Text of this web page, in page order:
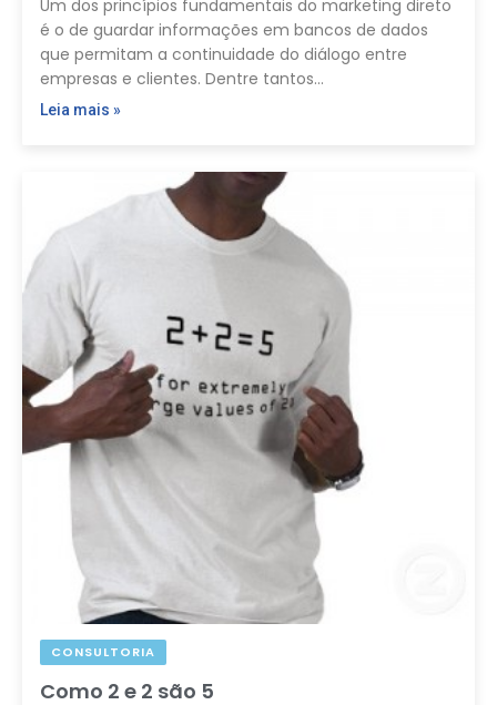
Um dos princípios fundamentais do marketing direto
é o de guardar informações em bancos de dados
que permitam a continuidade do diálogo entre
empresas e clientes. Dentre tantos…
Leia mais »
CONSULTORIA
Como 2 e 2 são 5